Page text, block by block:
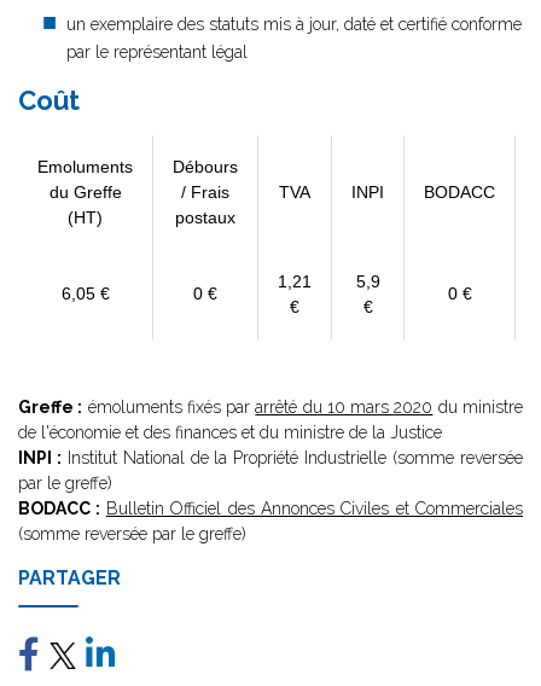
un exemplaire des statuts mis à jour, daté et certifié conforme
par le représentant légal
Coût
Emoluments
du Greffe
(HT)
Débours
/ Frais
postaux
TVA INPI BODACC
6,05 € 0 €
1,21
€
5,9
€
0 €
Greffe : émoluments fixés pararrêté du 10 mars 2020 du ministre
de l'économie et des finances et du ministre de la Justice
INPI : Institut National de la Propriété Industrielle (somme reversée
par le greffe)
BODACC : Bulletin Officiel des Annonces Civiles et Commerciales
(somme reversée par le greffe)
PARTAGER